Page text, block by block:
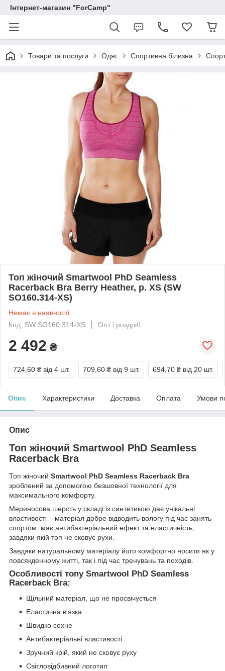
Інтернет-магазин "ForCamp"
Товари та послуги Одяг Спортивна білизна
Топ жіночий Smartwool PhD Seamless
Racerback Bra Berry Heather, р. XS (SW
SO160.314-XS)
Немає в наявності
Код: SW SO160.314-XS
Опт і роздріб
2 492 ₴
724,60 ₴ від 4 шт. 709,60 ₴ від 9 шт. 694,70 ₴ від 20 шт.
Опис Характеристики Доставка Оплата Умови
Опис
Топ жіночий Smartwool PhD Seamless
Racerback Bra
Топ жіночий Smartwool PhD Seamless Racerback Bra
зроблений за допомогою безшовної технології для
максимального комфорту.
Мериносова шерсть у складі із синтетикою дає унікальні
властивості – матеріал добре відводить вологу під час занять
спортом, має антибактеріальний ефект та еластичність,
завдяки якій топ не сковує рухи.
Завдяки натуральному матеріалу його комфортно носити як у
повсякденному житті, так і під час тренувань та походів.
Особливості топу Smartwool PhD Seamless
Racerback Bra:
Щільний матеріал, що не просвічується
Еластична в'язка
Швидко сохне
Антибактеріальні властивості
Зручний крій, який не сковує руху
Світловідбивний логотип